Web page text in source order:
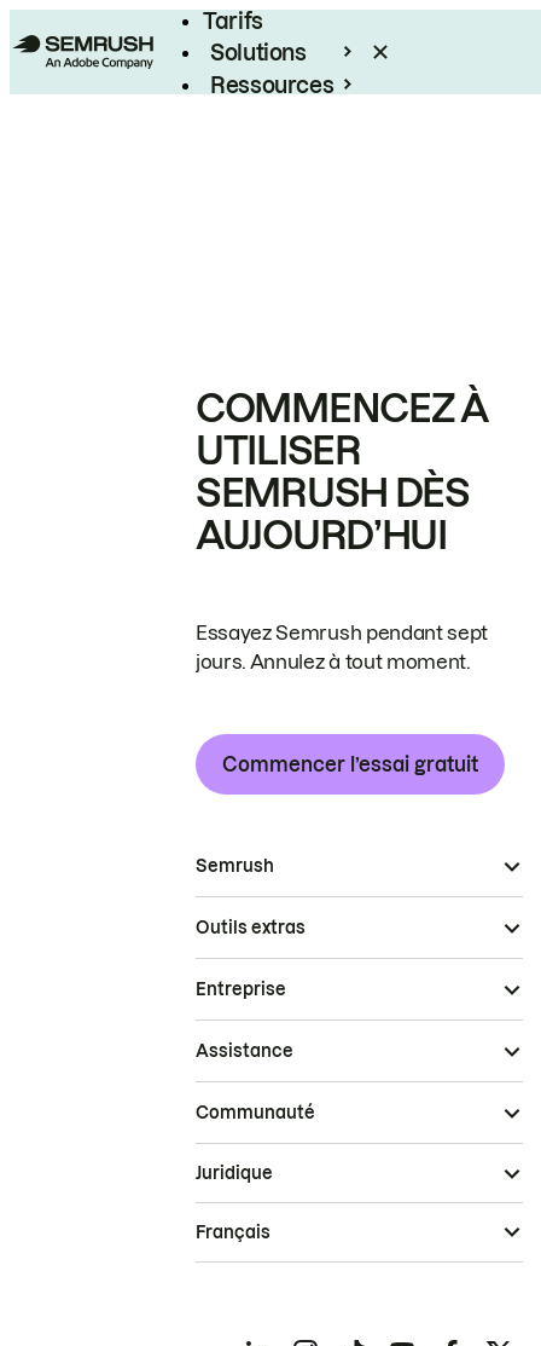
Tarifs
Solutions
Ressources
COMMENCEZ À
UTILISER
SEMRUSH DÈS
AUJOURD’HUI
Essayez Semrush pendant sept
jours. Annulez à tout moment.
Commencer l’essai gratuit
Semrush
Outils extras
Entreprise
Assistance
Communauté
Juridique
Français